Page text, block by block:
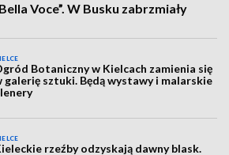
Voce”. W Busku zabrzmiały
Botaniczny w Kielcach zamienia się
galerię sztuki. Będą wystawy i malarskie
rzeźby odzyskają dawny blask.